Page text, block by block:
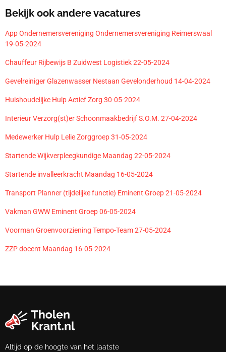
Bekijk ook andere vacatures
App Ondernemersvereniging Ondernemersvereniging Reimerswaal
19-05-2024
Chauffeur Rijbewijs B Zuidwest Logistiek 22-05-2024
Gevelreiniger Glazenwasser Nestaan Gevelonderhoud 14-04-2024
Huishoudelijke Hulp Actief Zorg 30-05-2024
Interieur Verzorg(st)er Schoonmaakbedrijf S.O.M. 27-04-2024
Medewerker Hulp Lelie Zorggroep 31-05-2024
Startende Wijkverpleegkundige Maandag 22-05-2024
Startende invalleerkracht Maandag 16-05-2024
Transport Planner (tijdelijke functie) Eminent Groep 21-05-2024
Vakman GWW Eminent Groep 06-05-2024
Voorman Groenvoorziening Tempo-Team 27-05-2024
ZZP docent Maandag 16-05-2024
Altijd op de hoogte van het laatste